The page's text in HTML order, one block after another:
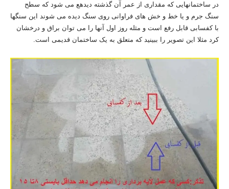
در ساختمانهایی که مقداری از عمر آن گذشته دیدهع می شود که سطح
سنگ جرم و یا خط و خش های فراوانی روی سنگ دیده می شوند این سنگها
با کفسابی قابل رفع است و مثله روز اول آنها را می توان براق و درخشان
کرد مثلا این تصویر را ببینید که متعلق به یک ساختمان قدیمی است.